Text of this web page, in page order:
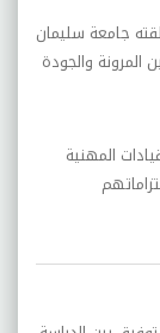
جامعة سليمان
المرونة والجودة
المهنية